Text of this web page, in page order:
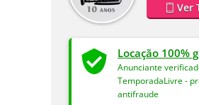
Ver
Locação 100%
Anunciante
TemporadaLivre -
antifraude